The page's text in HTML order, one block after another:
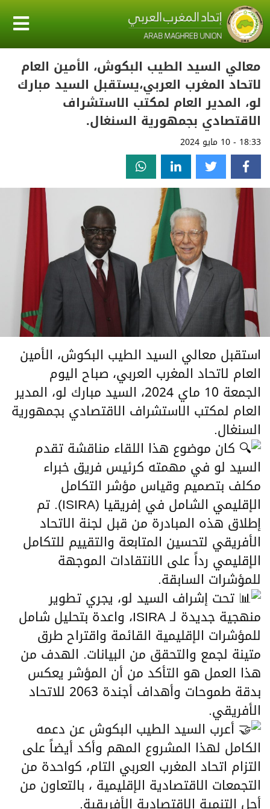
معالي السيد الطيب البكوش، الأمين العام
لاتحاد المغرب العربي،يستقبل السيد مبارك
لو، المدير العام لمكتب الاستشراف
الاقتصادي بجمهورية السنغال.
18:33 - 10 مايو 2024
استقبل معالي السيد الطيب البكوش، الأمين
العام لاتحاد المغرب العربي، صباح اليوم
الجمعة 10 ماي 2024، السيد مبارك لو، المدير
العام لمكتب الاستشراف الاقتصادي بجمهورية
السنغال.
كان موضوع هذا اللقاء مناقشة تقدم
السيد لو في مهمته كرئيس فريق خبراء
مكلف بتصميم وقياس مؤشر التكامل
الإقليمي الشامل في إفريقيا (ISIRA). تم
إطلاق هذه المبادرة من قبل لجنة الاتحاد
الأفريقي لتحسين المتابعة والتقييم للتكامل
الإقليمي رداً على الانتقادات الموجهة
للمؤشرات السابقة.
تحت إشراف السيد لو، يجري تطوير
منهجية جديدة لـ ISIRA، واعدة بتحليل شامل
للمؤشرات الإقليمية القائمة واقتراح طرق
متينة لجمع والتحقق من البيانات. الهدف من
هذا العمل هو التأكد من أن المؤشر يعكس
بدقة طموحات وأهداف أجندة 2063 للاتحاد
الأفريقي.
أعرب السيد الطيب البكوش عن دعمه
الكامل لهذا المشروع المهم وأكد أيضاً على
التزام اتحاد المغرب العربي التام، كواحدة من
التجمعات الاقتصادية الإقليمية ، بالتعاون من